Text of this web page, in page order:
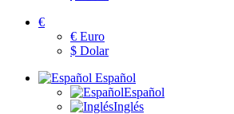
€
€ Euro
$ Dolar
Español
Español
Inglés